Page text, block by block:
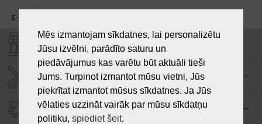
E-pasts:
VEIKALI "LAIKS"
SERVISA CENTRS "LAIKS"
PIEGĀDE
Mēs izmantojam sīkdatnes, lai personalizētu
Jūsu izvēlni, parādīto saturu un
piedāvājumus kas varētu būt aktuāli tieši
Jums. Turpinot izmantot mūsu vietni, Jūs
piekrītat izmantot mūsus sīkdatnes. Ja Jūs
vēlaties uzzināt vairāk par mūsu sīkdatņu
politiku, spiediet šeit.